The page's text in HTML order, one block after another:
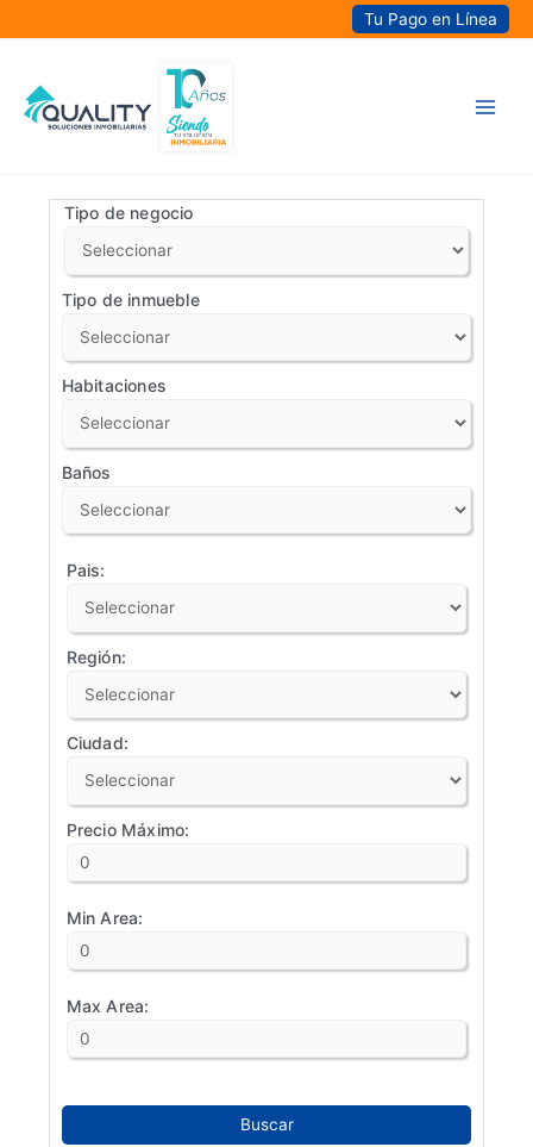
al
Tu Pago en Línea
Tipo de negocio
Tipo de inmueble
Habitaciones
Baños
Pais:
Región:
Ciudad:
Precio Máximo:
Min Area:
Max Area:
Buscar